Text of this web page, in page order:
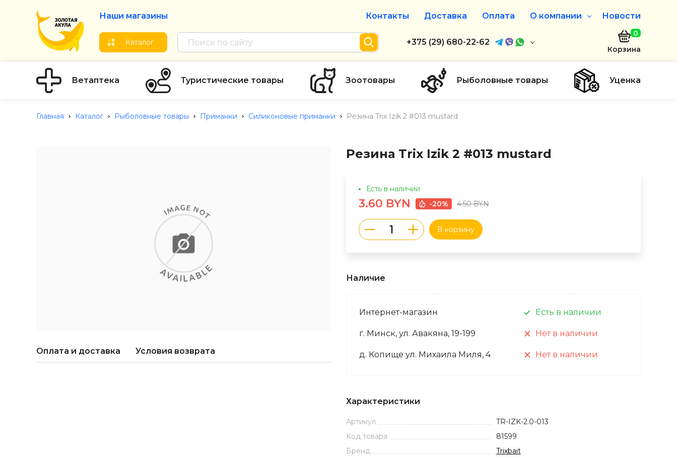
Наши магазины Контакты Доставка Оплата О компании
О нас
Дисконтная программа
Новости
Каталог +375 (29) 680-22-62
Интернет-магазин
тел. А1
Заказать звонок
info@zolotayaakula.by
0
Корзина
Ветаптека Туристические товары Зоотовары Рыболовные товары Уценка
Главная Каталог Рыболовные товары Приманки Силиконовые приманки Резина Trix Izik 2 #013 mustard
Оплата и доставка Условия возврата
Резина Trix Izik 2 #013 mustard
Есть в наличии
3.60 BYN -20% 4.50 BYN
В корзину
Наличие
Интернет-магазин Есть в наличии
г. Минск, ул. Авакяна, 19-199 Нет в наличии
д. Копище ул. Михаила Миля, 4 Нет в наличии
Характеристики
Артикул
TR-IZK-2.0-013
Код товара
81599
Бренд
Trixbait